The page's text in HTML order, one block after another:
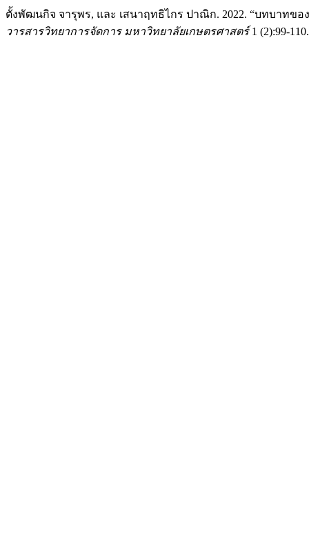
ตั้งพัฒนกิจ จารุพร, และ เสนาฤทธิไกร ปาณิก. 2022. “บทบาทข
วารสารวิทยาการจัดการ มหาวิทยาลัยเกษตรศาสตร์1 (2):99-